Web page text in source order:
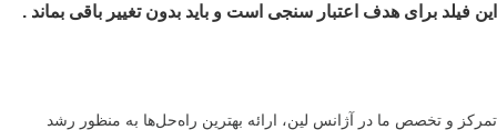
فیلد برای هدف اعتبار سنجی است و باید بدون تغییر باقی بماند .
و تخصص ما در آژانس لین، ارائه بهترین راه‌حل‌ها به منظور رشد